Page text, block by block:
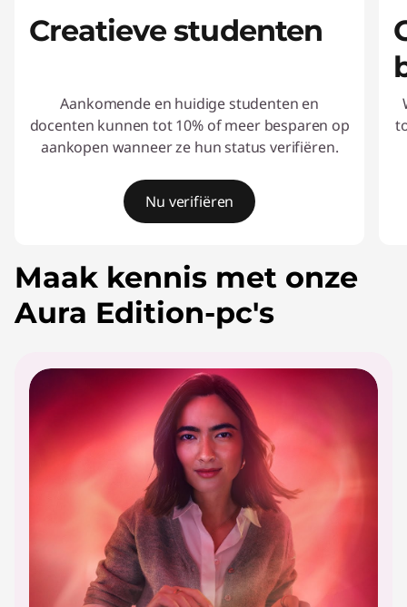
Creatieve studenten
Aankomende en huidige studenten en
docenten kunnen tot 10% of meer besparen op
aankopen wanneer ze hun status verifiëren.
Nu verifiëren
Maak kennis met onze
Aura Edition-pc's